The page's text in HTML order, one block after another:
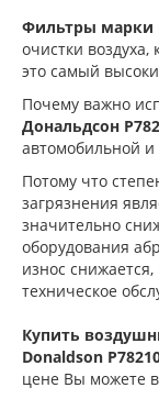
Фильтры марки
очистки воздуха,
это самый
Почему важно
Дональдсон
автомобильной и
Потому что
загрязнения
значительно
оборудования
износ
техническое
Купить
Donaldson
цене Вы можете